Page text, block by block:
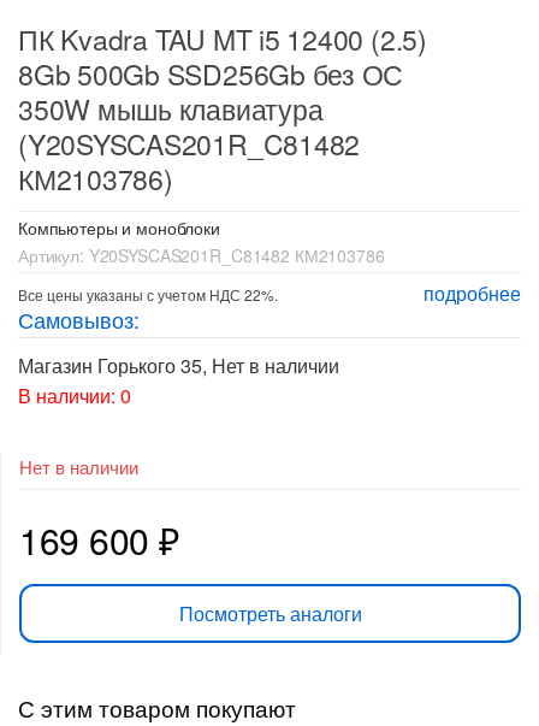
ПК Kvadra TAU MT i5 12400 (2.5)
8Gb 500Gb SSD256Gb без ОС
350W мышь клавиатура
(Y20SYSCAS201R_C81482
КМ2103786)
Компьютеры и моноблоки
Артикул: Y20SYSCAS201R_C81482 КМ2103786
подробнее
Все цены указаны с учетом НДС 22%.
Самовывоз:
Магазин Горького 35, Нет в наличии
В наличии: 0
Нет в наличии
169 600 ₽
Посмотреть аналоги
С этим товаром покупают